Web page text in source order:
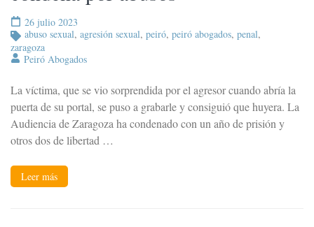
26 julio 2023
abuso sexual, agresión sexual, peiró, peiró abogados, penal,
zaragoza
Peiró Abogados
La víctima, que se vio sorprendida por el agresor cuando abría la
puerta de su portal, se puso a grabarle y consiguió que huyera. La
Audiencia de Zaragoza ha condenado con un año de prisión y
otros dos de libertad …
Leer más